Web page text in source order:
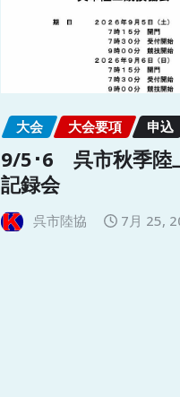
大会 大会要項 申込
9/5･6 呉市秋季陸
記録会
呉市陸協 7月 25,